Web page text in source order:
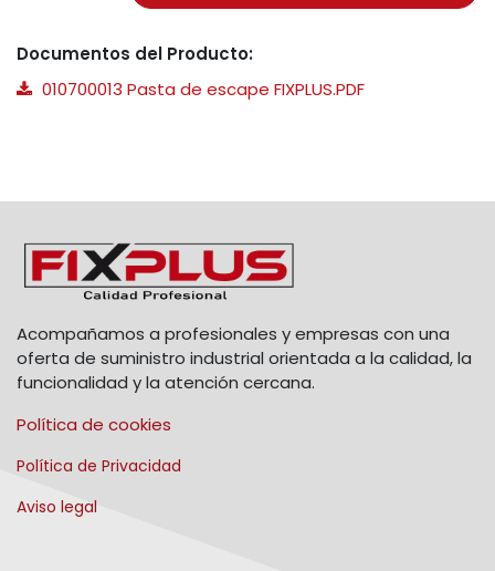
Documentos del Producto:
010700013 Pasta de escape FIXPLUS.PDF
Acompañamos a profesionales y empresas con una
oferta de suministro industrial orientada a la calidad, la
funcionalidad y la atención cercana.
Política de cookies
Política de Privacidad
Aviso legal